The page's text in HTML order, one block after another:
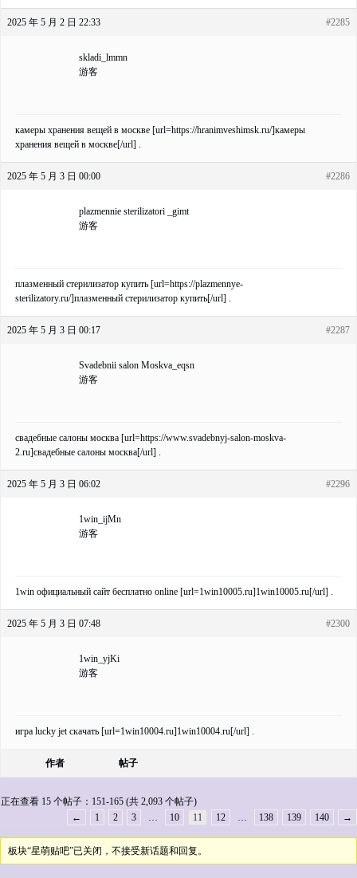
2025 年 5 月 2 日 22:33 #2285
skladi_lmmn
游客
камеры хранения вещей в москве [url=https://hranimveshimsk.ru/]камеры
хранения вещей в москве[/url] .
2025 年 5 月 3 日 00:00 #2286
plazmennie sterilizatori _gimt
游客
плазменный стерилизатор купить [url=https://plazmennye-
sterilizatory.ru/]плазменный стерилизатор купить[/url] .
2025 年 5 月 3 日 00:17 #2287
Svadebnii salon Moskva_eqsn
游客
свадебные салоны москва [url=https://www.svadebnyj-salon-moskva-
2.ru]свадебные салоны москва[/url] .
2025 年 5 月 3 日 06:02 #2296
1win_ijMn
游客
1win официальный сайт бесплатно online [url=1win10005.ru]1win10005.ru[/url] .
2025 年 5 月 3 日 07:48 #2300
1win_yjKi
游客
игра lucky jet скачать [url=1win10004.ru]1win10004.ru[/url] .
作者 帖子
正在查看 15 个帖子：151-165 (共 2,093 个帖子)
←
1 2 3 … 10 11 12 … 138 139 140 →
板块“星萌贴吧”已关闭，不接受新话题和回复。